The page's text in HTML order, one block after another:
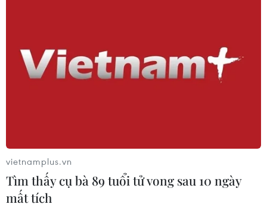
Nam khẳng định vị thế nhà vô địch
ASEAN Cup
vietnamplus.vn
Tìm thấy cụ bà 89 tuổi tử vong sau 10 ngày
mất tích